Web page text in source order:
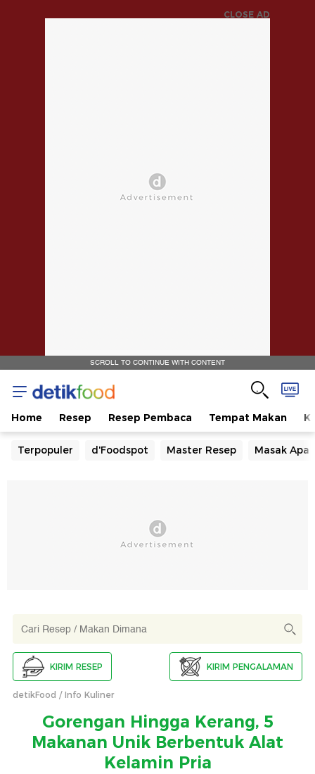
CLOSE AD
SCROLL TO CONTINUE WITH CONTENT
Home Resep Resep Pembaca Tempat Makan
Terpopuler d'Foodspot Master Resep Masak Apa
KIRIM RESEP KIRIM PENGALAMAN
detikFood Info Kuliner
Gorengan Hingga Kerang, 5
Makanan Unik Berbentuk Alat
Kelamin Pria